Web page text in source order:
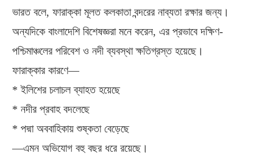
ভারত বলে, ফারাক্কা মূলত কলকাতা বন্দরের নাব্যতা রক্ষার জন্য।
অন্যদিকে বাংলাদেশি বিশেষজ্ঞরা মনে করেন, এর প্রভাবে দক্ষিণ-
পশ্চিমাঞ্চলের পরিবেশ ও নদী ব্যবস্থা ক্ষতিগ্রস্ত হয়েছে।
ফারাক্কার কারণে—
* ইলিশের চলাচল ব্যাহত হয়েছে
* নদীর প্রবাহ বদলেছে
* পদ্মা অববাহিকায় শুষ্কতা বেড়েছে
—এমন অভিযোগ বহু বছর ধরে রয়েছে।